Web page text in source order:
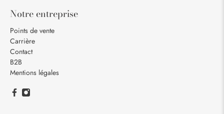
Notre entreprise
Points de vente
Carrière
Contact
B2B
Mentions légales